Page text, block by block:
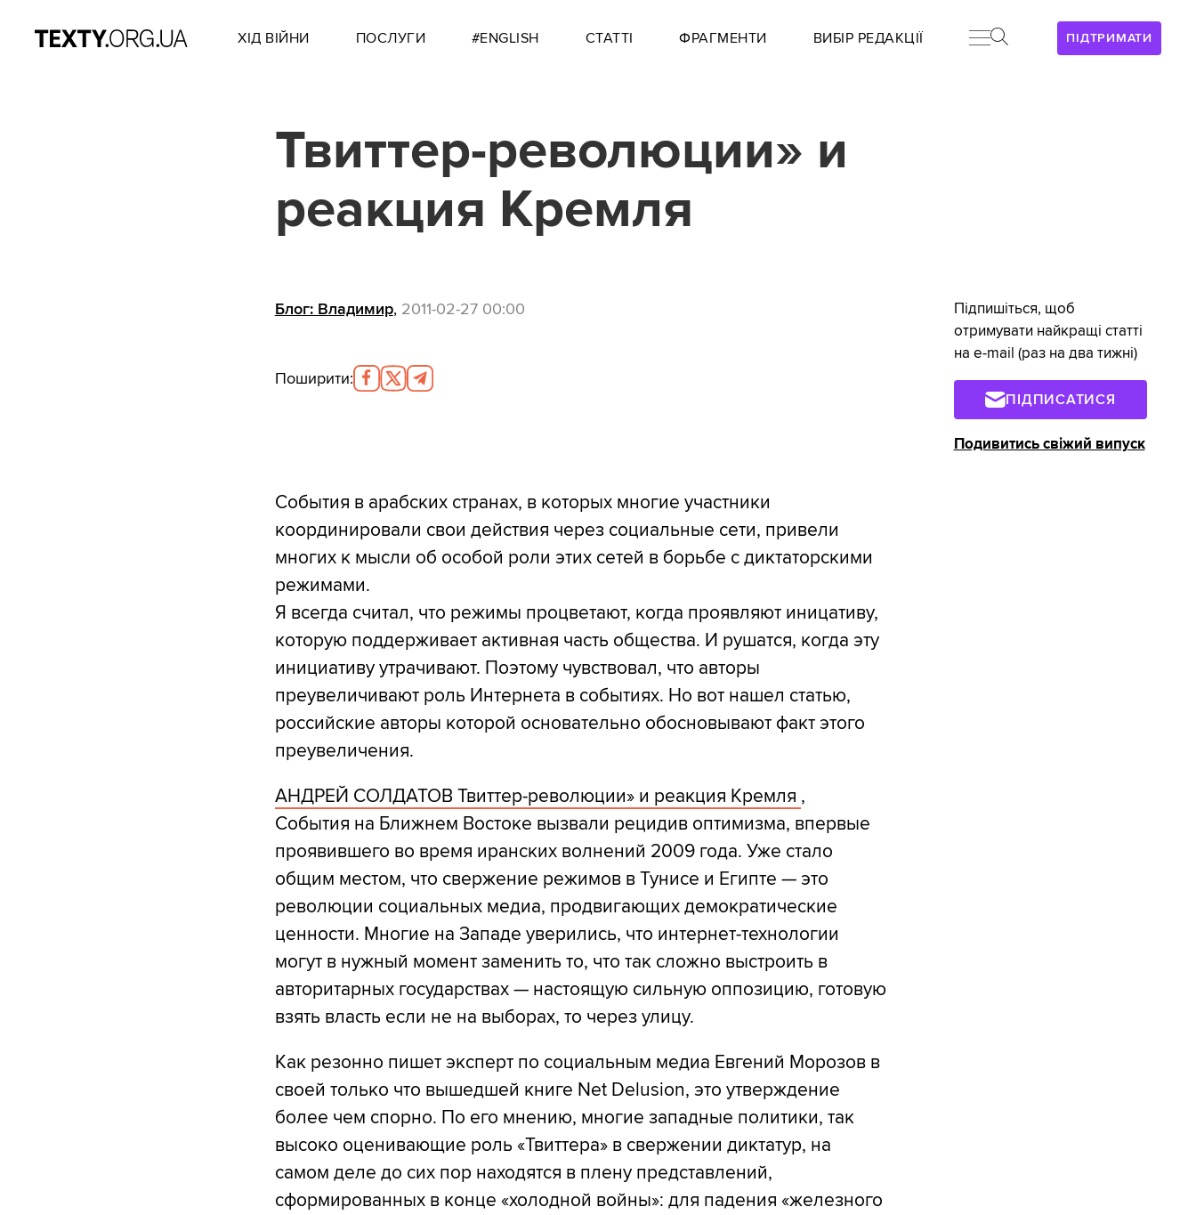
ПІДТРИМАТИ
ХІД ВІЙНИ ПОСЛУГИ #ENGLISH СТАТТІ ФРАГМЕНТИ ВИБІР РЕДАКЦІЇ
Твиттер-революции» и
реакция Кремля
Блог: Владимир, 2011-02-27 00:00
Поширити:
События в арабских странах, в которых многие участники
координировали свои действия через социальные сети, привели
многих к мысли об особой роли этих сетей в борьбе с диктаторскими
режимами.
Я всегда считал, что режимы процветают, когда проявляют иницативу,
которую поддерживает активная часть общества. И рушатся, когда эту
инициативу утрачивают. Поэтому чувствовал, что авторы
преувеличивают роль Интернета в событиях. Но вот нашел статью,
российские авторы которой основательно обосновывают факт этого
преувеличения.
АНДРЕЙ СОЛДАТОВ Твиттер-революции» и реакция Кремля ,
События на Ближнем Востоке вызвали рецидив оптимизма, впервые
проявившего во время иранских волнений 2009 года. Уже стало
общим местом, что свержение режимов в Тунисе и Египте — это
революции социальных медиа, продвигающих демократические
ценности. Многие на Западе уверились, что интернет-технологии
могут в нужный момент заменить то, что так сложно выстроить в
авторитарных государствах — настоящую сильную оппозицию, готовую
взять власть если не на выборах, то через улицу.
Как резонно пишет эксперт по социальным медиа Евгений Морозов в
своей только что вышедшей книге Net Delusion, это утверждение
более чем спорно. По его мнению, многие западные политики, так
высоко оценивающие роль «Твиттера» в свержении диктатур, на
самом деле до сих пор находятся в плену представлений,
сформированных в конце «холодной войны»: для падения «железного
Підпишіться, щоб
отримувати найкращі статті
на e-mail (раз на два тижні)
ПІДПИСАТИСЯ
Подивитись свіжий випуск